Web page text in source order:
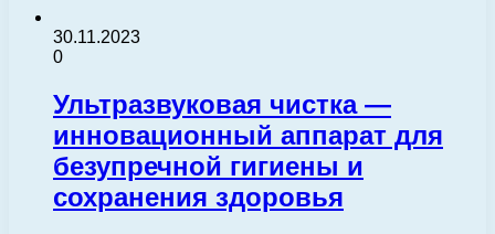
30.11.2023
0
Ультразвуковая чистка —
инновационный аппарат для
безупречной гигиены и
сохранения здоровья